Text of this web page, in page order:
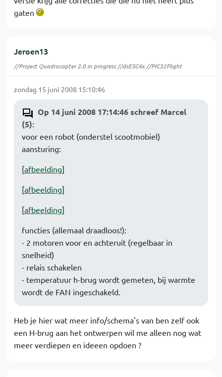
gaten
Jeroen13
//Project Quadrocopter 2.0 in progress //dsESC4x //PIC32Flight
zondag 15 juni 2008 15:10:46
Op 14 juni 2008 17:14:46 schreef Marcel
(5):
voor een robot (onderstel scootmobiel)
aansturing:
[afbeelding]
[afbeelding]
[afbeelding]
functies (allemaal draadloos!):
- 2 motoren voor en achteruit (regelbaar in
snelheid)
- relais schakelen
- temperatuur h-brug wordt gemeten, bij warmte
wordt de FAN ingeschakeld.
Heb je hier wat meer info/schema's van ben zelf ook
een H-brug aan het ontwerpen wil me alleen nog wat
meer verdiepen en ideeen opdoen ?